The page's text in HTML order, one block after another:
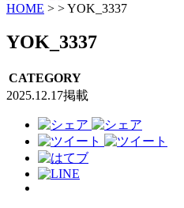
HOME > >YOK_3337
YOK_3337
CATEGORY
2025.12.17掲載